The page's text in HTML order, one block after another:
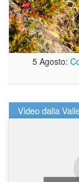
5 Agosto:
Video dalla